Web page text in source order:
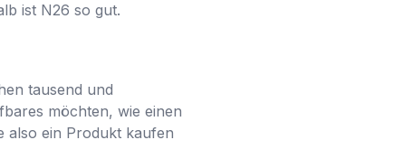
ist N26 so gut.
tausend und
möchten, wie einen
also ein Produkt kaufen